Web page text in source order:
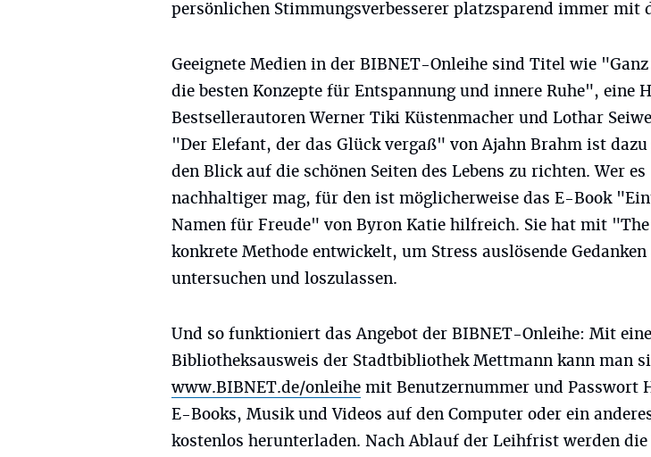
persönlichen Stimmungsverbesserer platzsparend immer mit
Geeignete Medien in der BIBNET-Onleihe sind Titel wie "Ganz
die besten Konzepte für Entspannung und innere Ruhe", eine
Bestsellerautoren Werner Tiki Küstenmacher und Lothar
"Der Elefant, der das Glück vergaß" von Ajahn Brahm ist dazu
den Blick auf die schönen Seiten des Lebens zu richten. Wer es
nachhaltiger mag, für den ist möglicherweise das E-Book
Namen für Freude" von Byron Katie hilfreich. Sie hat mit
konkrete Methode entwickelt, um Stress auslösende Gedanken
untersuchen und loszulassen.
Und so funktioniert das Angebot der BIBNET-Onleihe: Mit
Bibliotheksausweis der Stadtbibliothek Mettmann kann man
www.BIBNET.de/onleihe mit Benutzernummer und Passwort
E-Books, Musik und Videos auf den Computer oder ein
kostenlos herunterladen. Nach Ablauf der Leihfrist werden die